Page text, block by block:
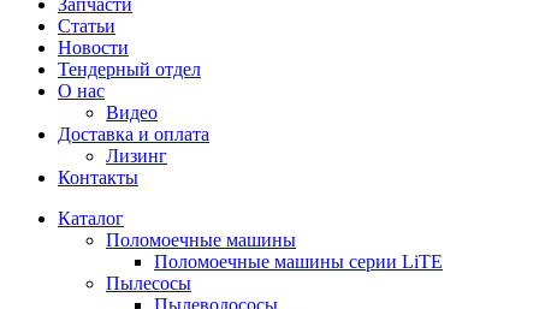
Запчасти
Статьи
Новости
Тендерный отдел
О нас
Видео
Доставка и оплата
Лизинг
Контакты
Каталог
Поломоечные машины
Поломоечные машины серии LiTE
Пылесосы
Пылеводососы